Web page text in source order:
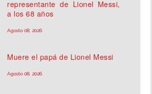
representante de Lionel Messi,
a los 68 años
Agosto 08, 2026
Muere el papá de Lionel Messi
Agosto 08, 2026